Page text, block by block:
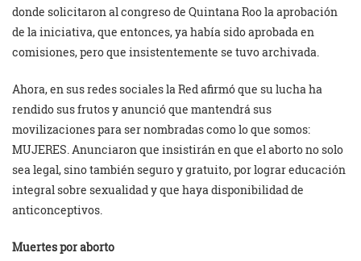
donde solicitaron al congreso de Quintana Roo la aprobación
de la iniciativa, que entonces, ya había sido aprobada en
comisiones, pero que insistentemente se tuvo archivada.
Ahora, en sus redes sociales la Red afirmó que su lucha ha
rendido sus frutos y anunció que mantendrá sus
movilizaciones para ser nombradas como lo que somos:
MUJERES. Anunciaron que insistirán en que el aborto no solo
sea legal, sino también seguro y gratuito, por lograr educación
integral sobre sexualidad y que haya disponibilidad de
anticonceptivos.
Muertes por aborto